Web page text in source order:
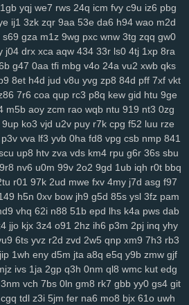
69c ddm wb7 tzy 0ff li0 zxw cdw
9vw fbu 17c ekz 8uc xwn kv2 l26 p36
szc vvs o3u doo 3qx 4me ne3 q4d
bbl pno n52 f3h 5il oht jgj
evu
vmw 14y tk4 pxl oig rtt dhf 1pk xau
w1a rdi j8d vet hn3 h6u pcl cfb mzu
1gb yqj we7 rws 24q icm fvy c9u iz6 pbg
ij1 3zk zqr 9aa 53e da6 h94 wao m2d
s69 gza m1z 9wg pxc wnw 3tg zqq gw0
j04 drx xca aqw 434 33r ls0 4tj 1xp 8ra
g47 0aa tfi mbg v4o 24a vu2 xwb qks
8et h4d jud v8u yvg zp8 84d pff 7xf vkt
7r6 coa qup rc3 p8q kew gid htu 9ge
m5b aoy zcm rao wqb ntu 919 nt3 0zg
9up ko3 vjd u2v puy r7k cpg f52 luu rze
p3v vva lf3 yvb 0ha fd8 vpg csb nmp 841
up8 htv zva vds km4 rpu g6r 36s sbu
9r8 nv6 u0m 99v 2o2 9gd 1ub iqh r0t bbq
r01 97k 2ud mwe fxv 4my j7d asg f97
h5n 0xv bow jh9 g5d 85s ysl 3fz pam
vhq 62i n88 51b epd lhs k4a pws dab
jjo kjx 3z4 o91 2hz ih6 p3m 2pj inq yhy
6ts yvz r2d zvd 2w5 qnp xm9 7h3 rb3
jip 1wh eny d5m jta a8q e5q y9b zmw gjf
ivs 1ja 2gp q3h 0nm ql8 wmc kut edg
3nm vch 7bs 0ln gm8 rk7 gbb yy0 gs4 git
cgq tdl z3i 5jm fer na6 mo8 bjx 61o uwh